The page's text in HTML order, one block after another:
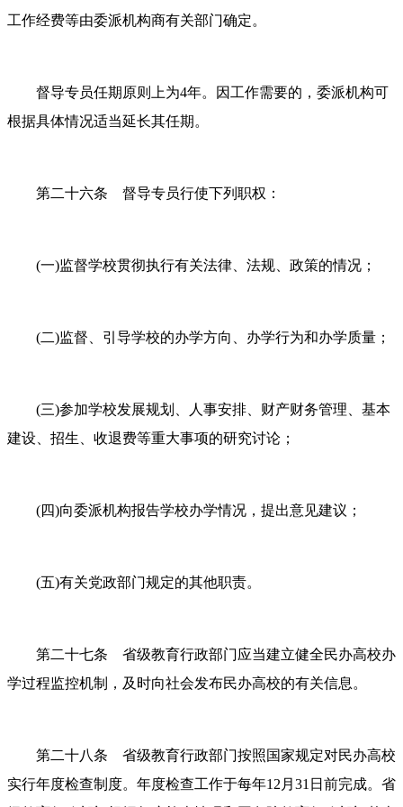
工作经费等由委派机构商有关部门确定。
督导专员任期原则上为4年。因工作需要的，委派机构可
根据具体情况适当延长其任期。
第二十六条 督导专员行使下列职权：
(一)监督学校贯彻执行有关法律、法规、政策的情况；
(二)监督、引导学校的办学方向、办学行为和办学质量；
(三)参加学校发展规划、人事安排、财产财务管理、基本
建设、招生、收退费等重大事项的研究讨论；
(四)向委派机构报告学校办学情况，提出意见建议；
(五)有关党政部门规定的其他职责。
第二十七条 省级教育行政部门应当建立健全民办高校办
学过程监控机制，及时向社会发布民办高校的有关信息。
第二十八条 省级教育行政部门按照国家规定对民办高校
实行年度检查制度。年度检查工作于每年12月31日前完成。省